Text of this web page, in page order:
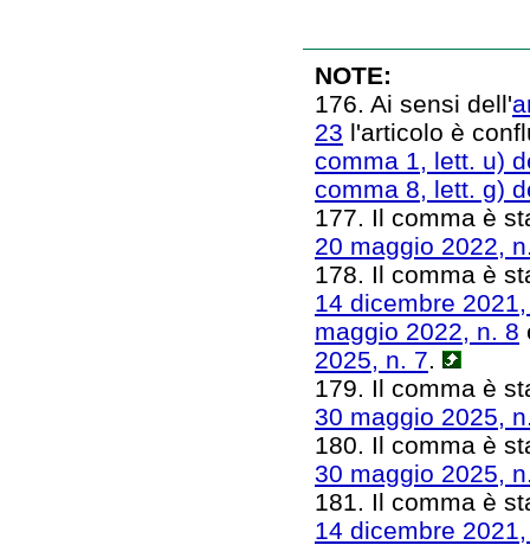
NOTE:
176. Ai sensi dell'
23 l'articolo è
comma 1, lett. u)
comma 8, lett. g)
177. Il comma è
20 maggio 2022,
178. Il comma è
14 dicembre
maggio 2022, n. 8
2025, n. 7.
179. Il comma è
30 maggio 2025,
180. Il comma è
30 maggio 2025,
181. Il comma è
14 dicembre